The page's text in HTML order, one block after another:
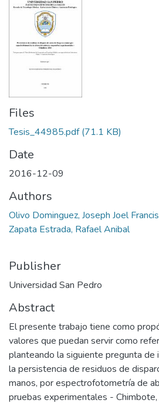
Files
Tesis_44985.pdf(71.1 KB)
Date
2016-12-09
Authors
Olivo Dominguez, Joseph Joel
Zapata Estrada, Rafael Anibal
Publisher
Universidad San Pedro
Abstract
El presente trabajo tiene como
valores que puedan servir como
planteando la siguiente pregunta de
la persistencia de residuos de
manos, por espectrofotometría de
pruebas experimentales -